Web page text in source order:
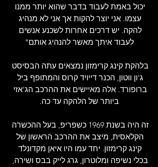
יכול באמת לעבוד בדבר שהוא יותר ממנו
עצמו. אני יוצר להקות אך אני לא מנהיג
להקה. יש דרכים אחרות לשכנע אנשים
לעבוד איתך מאשר להנהיג אותם"
בלהקת קינג קרימזון נמצאים עתה הבסיסט
ג'ון ווטון, הכנר דייויד קרוס והמתופף ביל
ברופורד. אלה מאיישים את ההרכב הג'אזי
ביותר של הלהקה עד כה.
זה היה בשנת 1969 כשפריפ, בעל ההכשרה
הקלאסית, מיצב את ההרכב הראשון של
קינג קרימזון. יחד עמו היו איאן מקדונלד
בכלי נשיפה ומלוטרון, גרג לייק בבס ושירה,